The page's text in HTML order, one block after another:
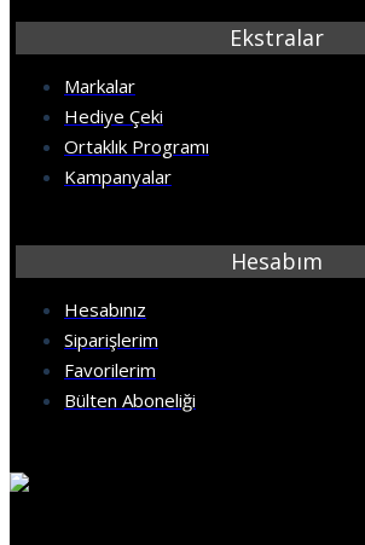
Ekstralar
Markalar
Hediye Çeki
Ortaklık Programı
Kampanyalar
Hesabım
Hesabınız
Siparişlerim
Favorilerim
Bülten Aboneliği